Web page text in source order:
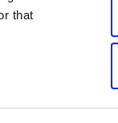
that